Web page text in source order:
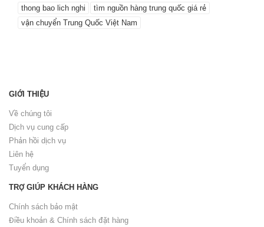
thong bao lich nghi
tìm nguồn hàng trung quốc giá rẻ
vận chuyển Trung Quốc Việt Nam
GIỚI THIỆU
Về chúng tôi
Dịch vụ cung cấp
Phản hồi dịch vụ
Liên hệ
Tuyển dụng
TRỢ GIÚP KHÁCH HÀNG
Chính sách bảo mật
Điều khoản & Chính sách đặt hàng